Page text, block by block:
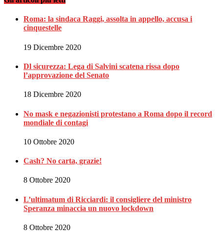
Roma: la sindaca Raggi, assolta in appello, accusa i
cinquestelle
19 Dicembre 2020
Dl sicurezza: Lega di Salvini scatena rissa dopo
l’approvazione del Senato
18 Dicembre 2020
No mask e negazionisti protestano a Roma dopo il record
mondiale di contagi
10 Ottobre 2020
Cash? No carta, grazie!
8 Ottobre 2020
L’ultimatum di Ricciardi: il consigliere del ministro
Speranza minaccia un nuovo lockdown
8 Ottobre 2020